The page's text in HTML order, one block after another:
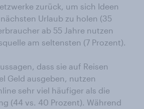
zurück, um sich Ideen
Urlaub zu holen (35
ab 55 Jahre nutzen
am seltensten (7 Prozent).
dass sie auf Reisen
Geld ausgeben, nutzen
sehr viel häufiger als die
(44 vs. 40 Prozent). Während